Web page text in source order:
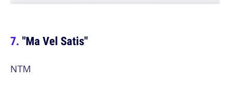
"Ma Vel Satis"
NTM